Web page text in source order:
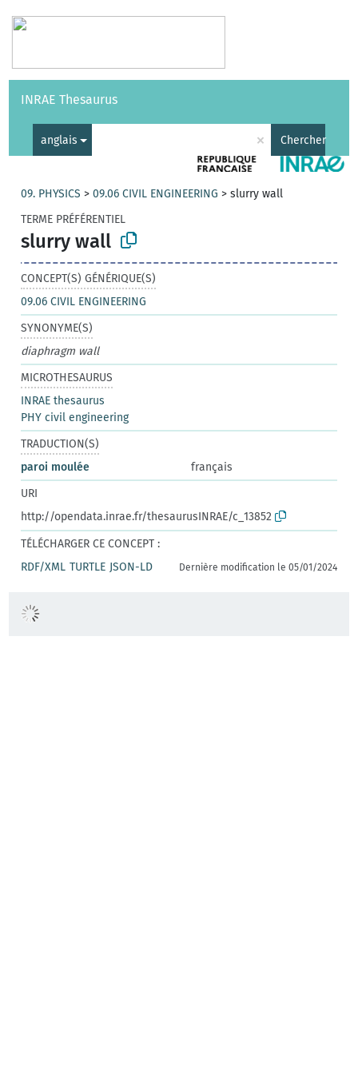
Vocabulaires API
INRAE Thesaurus
anglais × Chercher
09. PHYSICS >09.06 CIVIL ENGINEERING >slurry wall
TERME PRÉFÉRENTIEL
slurry wall
CONCEPT(S) GÉNÉRIQUE(S)
09.06 CIVIL ENGINEERING
SYNONYME(S)
diaphragm wall
MICROTHESAURUS
INRAE thesaurus
PHY civil engineering
TRADUCTION(S)
paroi moulée
français
URI
http://opendata.inrae.fr/thesaurusINRAE/c_13852
TÉLÉCHARGER CE CONCEPT :
RDF/XML TURTLE JSON-LD Dernière modification le 05/01/2024